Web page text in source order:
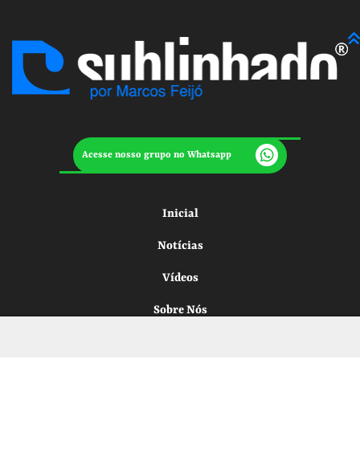
Acesse nosso grupo no Whatsapp
Inicial
Notícias
Vídeos
Sobre Nós